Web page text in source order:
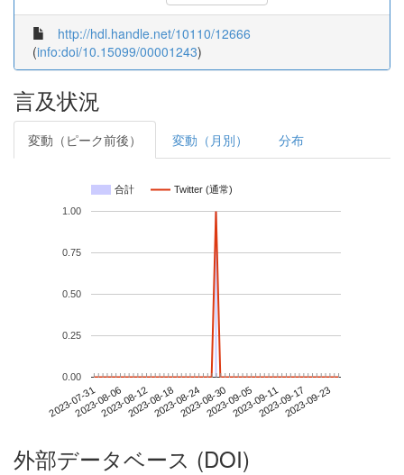
http://hdl.handle.net/10110/12666
(info:doi/10.15099/00001243)
言及状況
変動（ピーク前後） 変動（月別） 分布
合計 Twitter (通常)
2023-07-312023-08-062023-08-122023-08-182023-08-242023-08-302023-09-052023-09-112023-09-172023-09-23
0.00
0.25
0.50
0.75
1.00
外部データベース (DOI)